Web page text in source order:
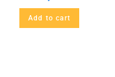
Add to cart